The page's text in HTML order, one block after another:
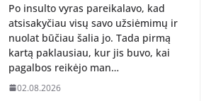
Po insulto vyras pareikalavo, kad
atsisakyčiau visų savo užsiėmimų ir
nuolat būčiau šalia jo. Tada pirmą
kartą paklausiau, kur jis buvo, kai
pagalbos reikėjo man…
02.08.2026